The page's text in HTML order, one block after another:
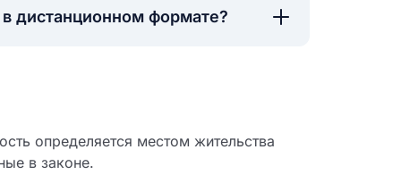
дистанционном формате?
определяется местом жительства
в законе.